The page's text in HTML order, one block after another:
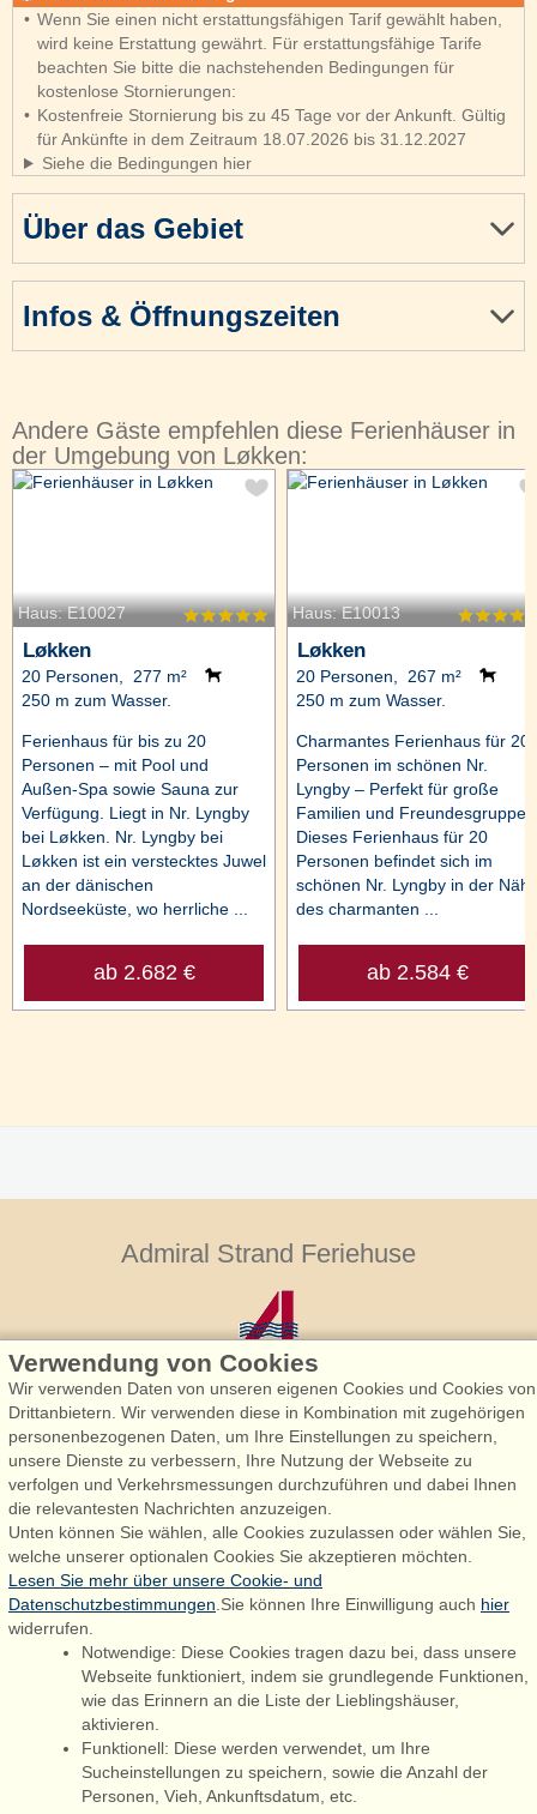
Über das Gebiet
Infos & Öffnungszeiten
Wenn Sie einen nicht erstattungsfähigen Tarif gewählt haben,
wird keine Erstattung gewährt. Für erstattungsfähige Tarife
beachten Sie bitte die nachstehenden Bedingungen für
kostenlose Stornierungen:
Kostenfreie Stornierung bis zu 45 Tage vor der Ankunft. Gültig
für Ankünfte in dem Zeitraum 18.07.2026 bis 31.12.2027
Siehe die Bedingungen hier
Andere Gäste empfehlen diese Ferienhäuser in
der Umgebung von Løkken:
Haus: E10027
Løkken
20 Personen, 277 m²
250 m zum Wasser.
Ferienhaus für bis zu 20
Personen – mit Pool und
Außen-Spa sowie Sauna zur
Verfügung. Liegt in Nr. Lyngby
bei Løkken. Nr. Lyngby bei
Løkken ist ein verstecktes Juwel
an der dänischen
Nordseeküste, wo herrliche ...
ab 2.682 €
Haus: E10013
Løkken
20 Personen, 267 m²
250 m zum Wasser.
Charmantes Ferienhaus für 20
Personen im schönen Nr.
Lyngby – Perfekt für große
Familien und
Dieses Ferienhaus für 20
Personen befindet sich im
schönen Nr. Lyngby in der
des charmanten ...
ab 2.584 €
Admiral Strand Feriehuse
Admiral Strand Feriehuse, Lønne
Houstrupvej 170, Lønne
6830 Nørre Nebel
booking@admiralstrand.com
+45 70 60 87 78
Følg os på: Facebook
Admiral Strand Feriehuse ApS | CVR 27 23 39 10 |
Verwendung von Cookies
Wir verwenden Daten von unseren eigenen Cookies und Cookies von
Drittanbietern. Wir verwenden diese in Kombination mit zugehörigen
personenbezogenen Daten, um Ihre Einstellungen zu speichern,
unsere Dienste zu verbessern, Ihre Nutzung der Webseite zu
verfolgen und Verkehrsmessungen durchzuführen und dabei Ihnen
die relevantesten Nachrichten anzuzeigen.
Unten können Sie wählen, alle Cookies zuzulassen oder wählen Sie,
welche unserer optionalen Cookies Sie akzeptieren möchten.
Lesen Sie mehr über unsere Cookie- und
Datenschutzbestimmungen .Sie können Ihre Einwilligung auch hier
widerrufen.
Notwendige: Diese Cookies tragen dazu bei, dass unsere
Webseite funktioniert, indem sie grundlegende Funktionen,
wie das Erinnern an die Liste der Lieblingshäuser,
aktivieren.
Funktionell: Diese werden verwendet, um Ihre
Sucheinstellungen zu speichern, sowie die Anzahl der
Personen, Vieh, Ankunftsdatum, etc.